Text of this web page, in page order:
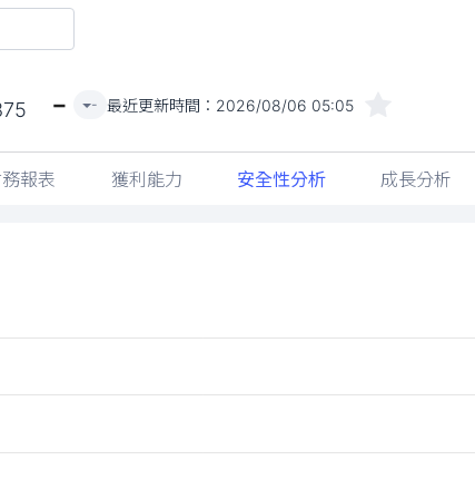
- - 最近更新時間： 2026/08/06 05:05
報表 獲利能力 安全性分析 成長分析